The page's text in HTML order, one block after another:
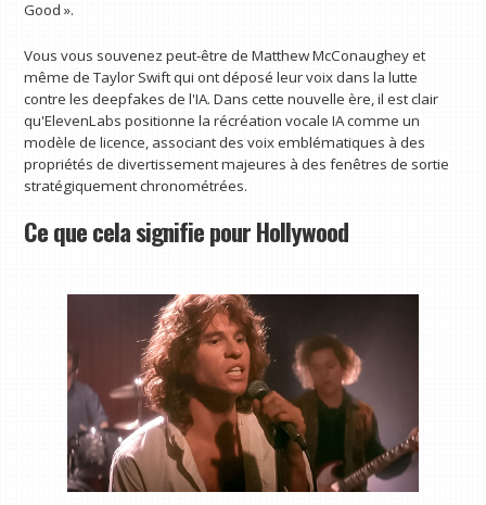
Good ».
Vous vous souvenez peut-être de Matthew McConaughey et
même de Taylor Swift qui ont déposé leur voix dans la lutte
contre les deepfakes de l'IA. Dans cette nouvelle ère, il est clair
qu'ElevenLabs positionne la récréation vocale IA comme un
modèle de licence, associant des voix emblématiques à des
propriétés de divertissement majeures à des fenêtres de sortie
stratégiquement chronométrées.
Ce que cela signifie pour Hollywood